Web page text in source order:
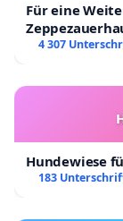
Für eine
4 307
Hundewiese
183